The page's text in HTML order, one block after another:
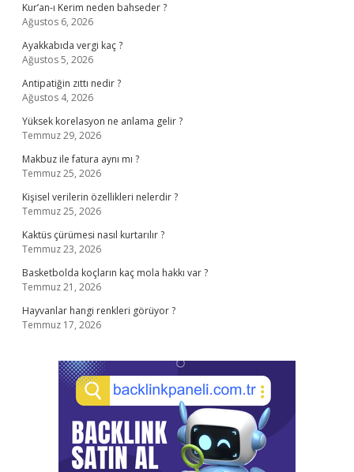
Kur’an-ı Kerim neden bahseder ?
Ağustos 6, 2026
Ayakkabıda vergi kaç ?
Ağustos 5, 2026
Antipatiğin zıttı nedir ?
Ağustos 4, 2026
Yüksek korelasyon ne anlama gelir ?
Temmuz 29, 2026
Makbuz ile fatura aynı mı ?
Temmuz 25, 2026
Kişisel verilerin özellikleri nelerdir ?
Temmuz 25, 2026
Kaktüs çürümesi nasıl kurtarılır ?
Temmuz 23, 2026
Basketbolda koçların kaç mola hakkı var ?
Temmuz 21, 2026
Hayvanlar hangi renkleri görüyor ?
Temmuz 17, 2026